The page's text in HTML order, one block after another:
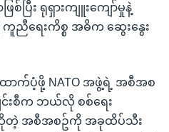
စ်ပြီး ရုရှားကျူးကျော်မှုနဲ့
ရေးကိစ္စ အဓိက ဆွေးနွေး
က်ပံ့ဖို့ NATO အဖွဲ့ရဲ့ အစီအစ
င်းစီက ဘယ်လို စစ်ရေး
တဲ့ အစီအစဥ်ကို အခုထိပ်သီး